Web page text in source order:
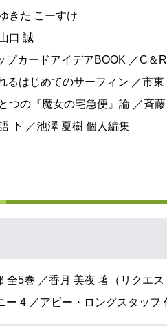
きた こーすけ
口 誠
プカードアイデアBOOK ／C＆
るはじめてのサーフィン ／市東
つの『魔女の宅急便』論 ／斉
下 ／池澤 夏樹 個人編集
全5巻 ／香月 美夜 著（リクエス
ー 4 ／アビー・ロングスタッフ